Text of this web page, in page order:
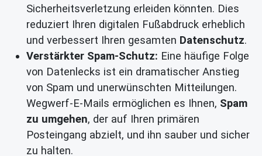
Sicherheitsverletzung erleiden könnten. Dies
reduziert Ihren digitalen Fußabdruck erheblich
und verbessert Ihren gesamten Datenschutz.
Verstärkter Spam-Schutz: Eine häufige Folge
von Datenlecks ist ein dramatischer Anstieg
von Spam und unerwünschten Mitteilungen.
Wegwerf-E-Mails ermöglichen es Ihnen, Spam
zu umgehen, der auf Ihren primären
Posteingang abzielt, und ihn sauber und sicher
zu halten.